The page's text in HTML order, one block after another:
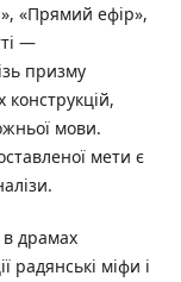
«Прямий ефір»,
—
призму
мови.
мети є
в драмах
радянські міфи і